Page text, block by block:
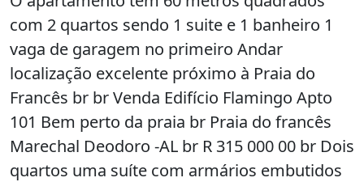
com 2 quartos sendo 1 suite e 1 banheiro 1
vaga de garagem no primeiro Andar
localização excelente próximo à Praia do
Francês br br Venda Edifício Flamingo Apto
101 Bem perto da praia br Praia do francês
Marechal Deodoro -AL br R 315 000 00 br Dois
quartos uma suíte com armários embutidos